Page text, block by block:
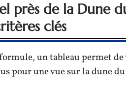
près de la Dune
clés
un tableau permet
pour une vue sur la dune